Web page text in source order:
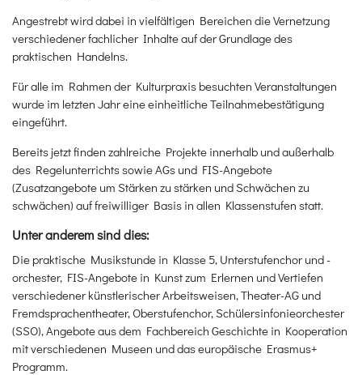
Angestrebt wird dabei in vielfältigen Bereichen die Vernetzung
verschiedener fachlicher Inhalte auf der Grundlage des
praktischen Handelns.
Für alle im Rahmen der Kulturpraxis besuchten Veranstaltungen
wurde im letzten Jahr eine einheitliche Teilnahmebestätigung
eingeführt.
Bereits jetzt finden zahlreiche Projekte innerhalb und außerhalb
des Regelunterrichts sowie AGs und FIS-Angebote
(Zusatzangebote um Stärken zu stärken und Schwächen zu
schwächen) auf freiwilliger Basis in allen Klassenstufen statt.
Unter anderem sind dies:
Die praktische Musikstunde in Klasse 5, Unterstufenchor und -
orchester, FIS-Angebote in Kunst zum Erlernen und Vertiefen
verschiedener künstlerischer Arbeitsweisen, Theater-AG und
Fremdsprachentheater, Oberstufenchor, Schülersinfonieorchester
(SSO), Angebote aus dem Fachbereich Geschichte in Kooperation
mit verschiedenen Museen und das europäische Erasmus+
Programm.